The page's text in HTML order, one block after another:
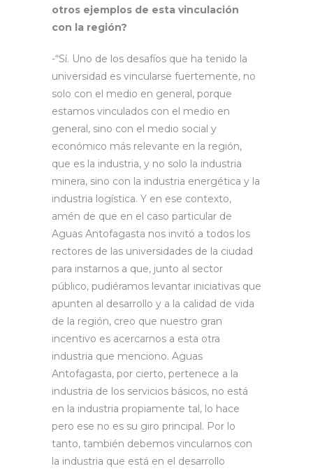
otros ejemplos de esta vinculación
con la región?
-“Sí. Uno de los desafíos que ha tenido la
universidad es vincularse fuertemente, no
solo con el medio en general, porque
estamos vinculados con el medio en
general, sino con el medio social y
económico más relevante en la región,
que es la industria, y no solo la industria
minera, sino con la industria energética y la
industria logística. Y en ese contexto,
amén de que en el caso particular de
Aguas Antofagasta nos invitó a todos los
rectores de las universidades de la ciudad
para instarnos a que, junto al sector
público, pudiéramos levantar iniciativas que
apunten al desarrollo y a la calidad de vida
de la región, creo que nuestro gran
incentivo es acercarnos a esta otra
industria que menciono. Aguas
Antofagasta, por cierto, pertenece a la
industria de los servicios básicos, no está
en la industria propiamente tal, lo hace
pero ese no es su giro principal. Por lo
tanto, también debemos vincularnos con
la industria que está en el desarrollo